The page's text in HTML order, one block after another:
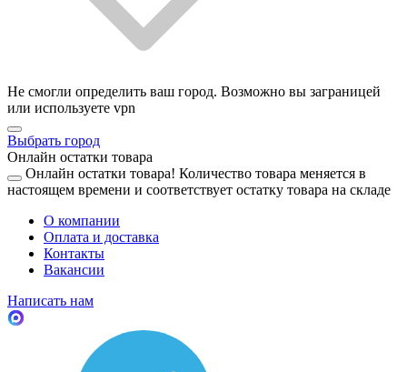
Не смогли определить ваш город. Возможно вы заграницей
или используете vpn
Выбрать город
Онлайн остатки товара
Онлайн остатки товара! Количество товара меняется в
настоящем времени и соответствует остатку товара на складе
О компании
Оплата и доставка
Контакты
Вакансии
Написать нам